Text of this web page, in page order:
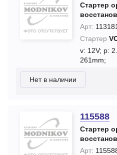
Стартер
Арт: 113181
Стартер
v: 12V; p:
261mm;
Нет в наличии
115588
Стартер
Арт: